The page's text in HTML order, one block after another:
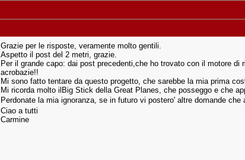
Grazie per le risposte, veramente molto gentili.
Aspetto il post del 2 metri, grazie.
Per il grande capo: dai post precedenti,che ho trovato con il motore
acrobazie!!
Mi sono fatto tentare da questo progetto, che sarebbe la mia prima
Mi ricorda molto ilBig Stick della Great Planes, che posseggo e che
Perdonate la mia ignoranza, se in futuro vi postero' altre domande
Ciao a tutti
Carmine